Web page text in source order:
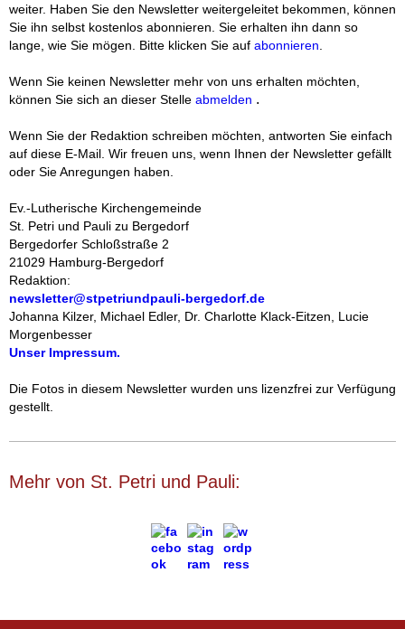
weiter. Haben Sie den Newsletter weitergeleitet bekommen, können
Sie ihn selbst kostenlos abonnieren. Sie erhalten ihn dann so
lange, wie Sie mögen. Bitte klicken Sie auf abonnieren
‍Wenn Sie keinen Newsletter mehr von uns erhalten möchten,
können Sie sich an dieser Stelle abmelden ‍.
Wenn Sie der Redaktion schreiben möchten, antworten Sie einfach
auf diese E-Mail. Wir freuen uns, wenn Ihnen der Newsletter gefällt
oder Sie Anregungen haben.
Ev.-Lutherische Kirchengemeinde
St. Petri und Pauli zu Bergedorf
Bergedorfer Schloßstraße 2
21029 Hamburg-Bergedorf
Redaktion:
newsletter@stpetriundpauli-bergedorf.de
Johanna Kilzer, Michael Edler, Dr. Charlotte Klack-Eitzen,
Lucie
Morgenbesser
Unser Impressum.
‍Die Fotos in diesem Newsletter wurden uns lizenzfrei zur Verfügung
gestellt.
Mehr von St. Petri und Pauli: